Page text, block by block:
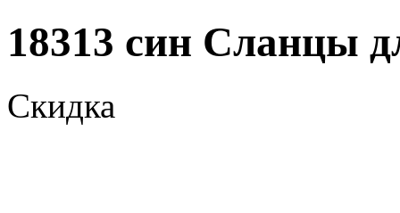
18313 син Сланцы
Скидка